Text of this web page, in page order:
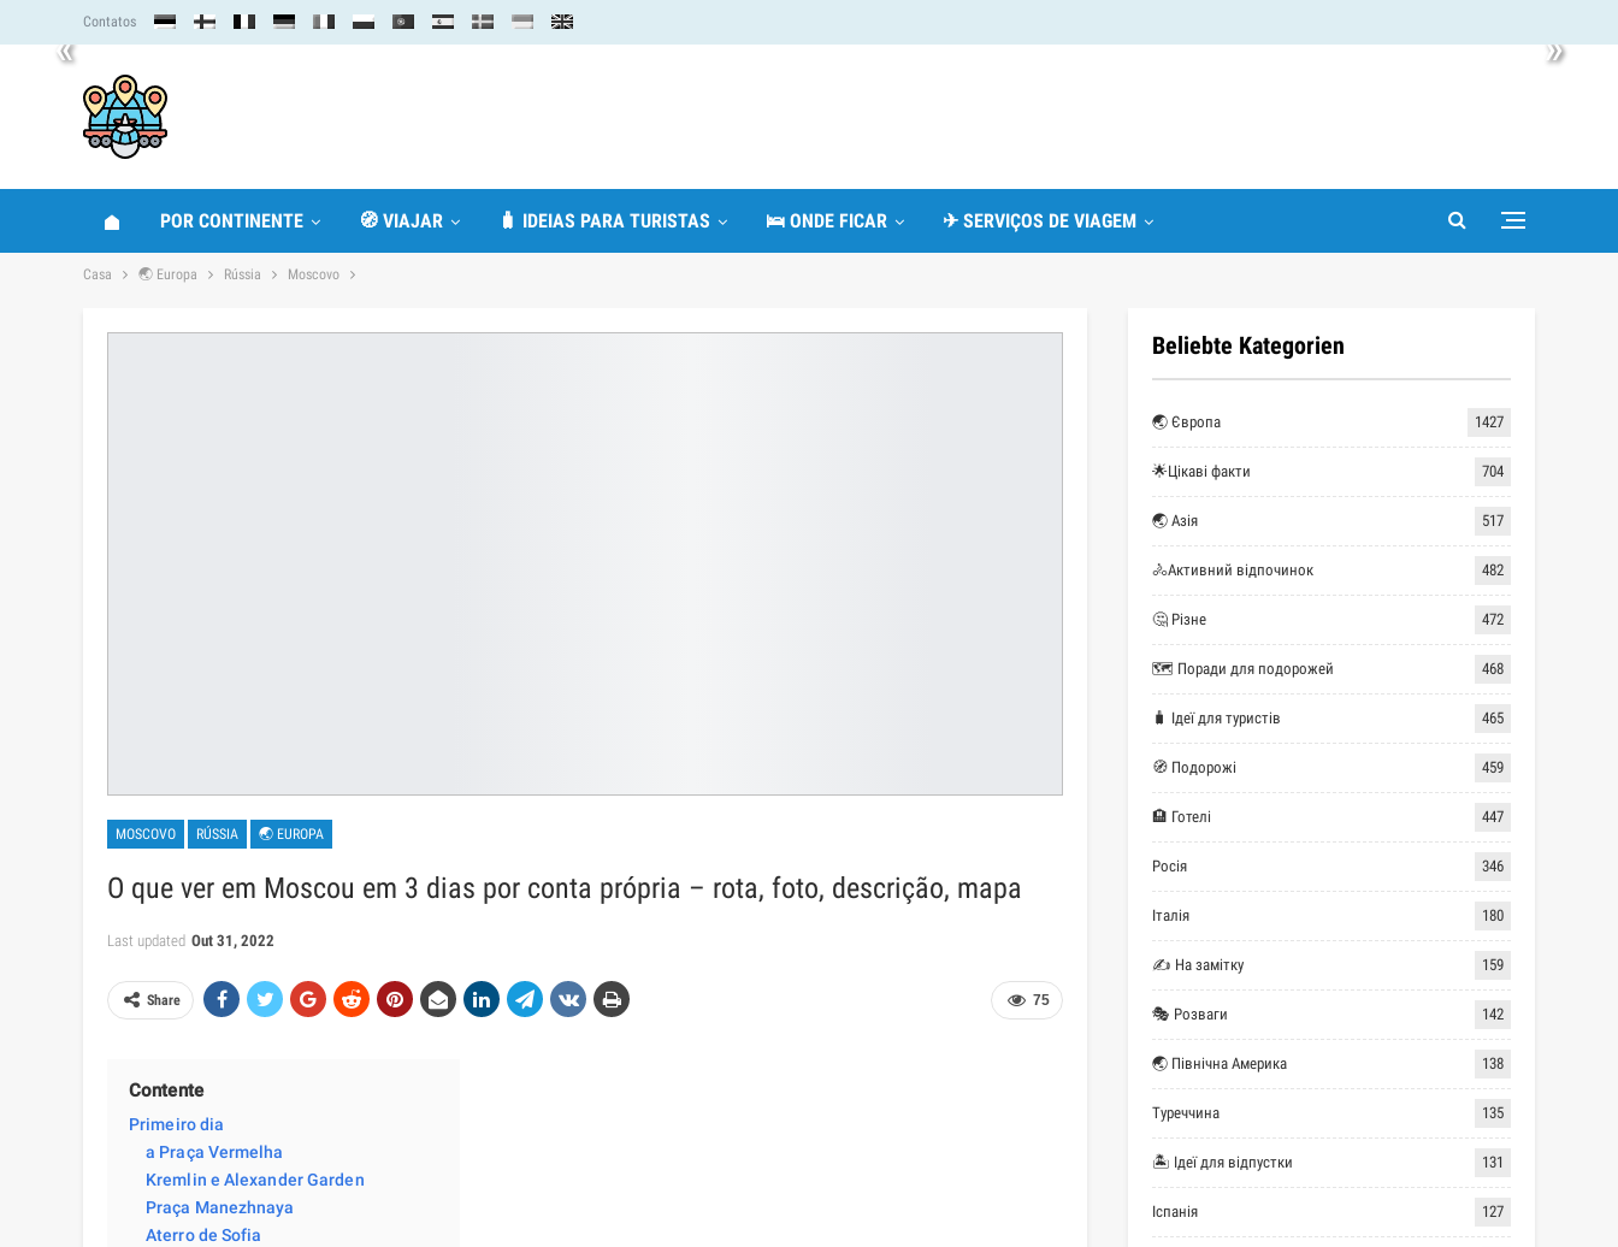
« »
Contatos
POR CONTINENTE 🧭 VIAJAR 🧳 IDEIAS PARA TURISTAS 🛌 ONDE FICAR ✈ SERVIÇOS DE VIAGEM
Casa 🌏 Europa Rússia Moscovo
MOSCOVO RÚSSIA 🌏 EUROPA
O que ver em Moscou em 3 dias por conta própria – rota, foto, descrição, mapa
Last updated Out 31, 2022
75
Share
Contente
Primeiro dia
a Praça Vermelha
Kremlin e Alexander Garden
Praça Manezhnaya
Aterro de Sofia
Beliebte Kategorien
🌏 Європа 1427
🌟Цікаві факти 704
🌏 Азія 517
🚴Активний відпочинок 482
🤔 Різне 472
🗺 Поради для подорожей 468
🧳 Ідеї для туристів 465
🧭 Подорожі 459
🏨 Готелі 447
Росія 346
Італія 180
✍ На замітку 159
🎭 Розваги 142
🌏 Північна Америка 138
Туреччина 135
🏝 Ідеї для відпустки 131
Іспанія 127